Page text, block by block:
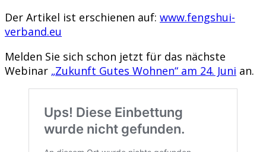
Der Artikel ist erschienen auf: www.fengshui-
verband.eu
Melden Sie sich schon jetzt für das nächste
Webinar „Zukunft Gutes Wohnen“ am 24. Juni an.